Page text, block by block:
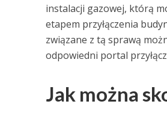
instalacji gazowej, którą
etapem przyłączenia
związane z tą sprawą
odpowiedni portal
Jak można